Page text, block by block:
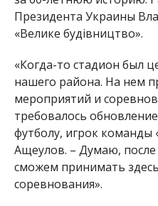
Президента Украины
«Велике будівництво».
«Когда-то стадион был
нашего района. На нем
мероприятий и
требовалось
футболу, игрок команды
Ащеулов. – Думаю,
сможем принимать
соревнования».